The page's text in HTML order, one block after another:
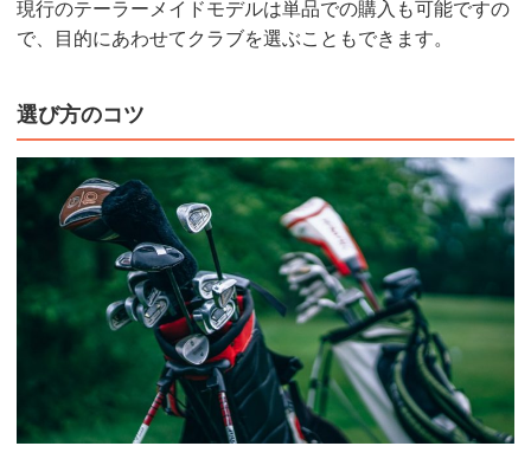
現行のテーラーメイドモデルは単品での購入も可能ですの
で、目的にあわせてクラブを選ぶこともできます。
選び方のコツ